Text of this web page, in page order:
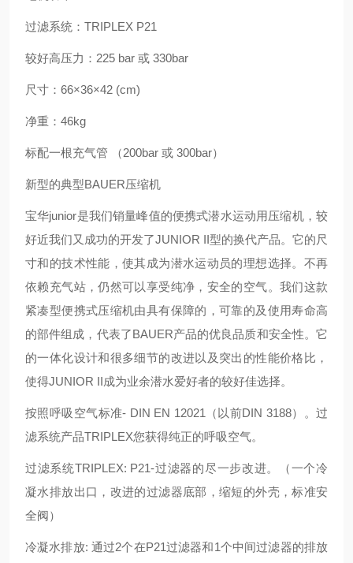
过滤系统：TRIPLEX P21
较好高压力：225 bar 或 330bar
尺寸：66×36×42 (cm)
净重：46kg
标配一根充气管 （200bar 或 300bar）
新型的典型BAUER压缩机
宝华junior是我们销量峰值的便携式潜水运动用压缩机，较
好近我们又成功的开发了JUNIOR II型的换代产品。它的尺
寸和的技术性能，使其成为潜水运动员的理想选择。不再
依赖充气站，仍然可以享受纯净，安全的空气。我们这款
紧凑型便携式压缩机由具有保障的，可靠的及使用寿命高
的部件组成，代表了BAUER产品的优良品质和安全性。它
的一体化设计和很多细节的改进以及突出的性能价格比，
使得JUNIOR II成为业余潜水爱好者的较好佳选择。
按照呼吸空气标准- DIN EN 12021（以前DIN 3188）。过
滤系统产品TRIPLEX您获得纯正的呼吸空气。
过滤系统TRIPLEX: P21-过滤器的尽一步改进。（一个冷
凝水排放出口，改进的过滤器底部，缩短的外壳，标准安
全阀）
冷凝水排放: 通过2个在P21过滤器和1个中间过滤器的排放